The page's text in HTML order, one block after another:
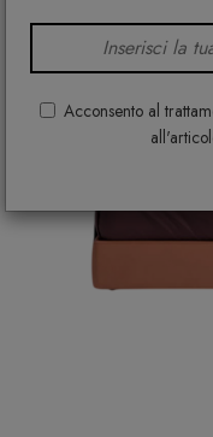
Acconsento al